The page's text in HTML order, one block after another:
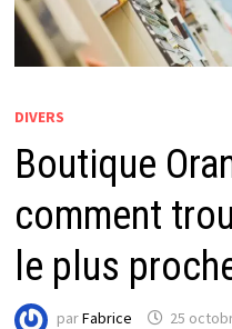
DIVERS
Boutique
comment
le plus
parFabrice 25